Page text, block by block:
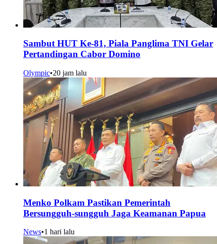
Sambut HUT Ke-81, Piala Panglima TNI Gelar
Pertandingan Cabor Domino
Olympic•20 jam lalu
Menko Polkam Pastikan Pemerintah
Bersungguh-sungguh Jaga Keamanan Papua
News•1 hari lalu